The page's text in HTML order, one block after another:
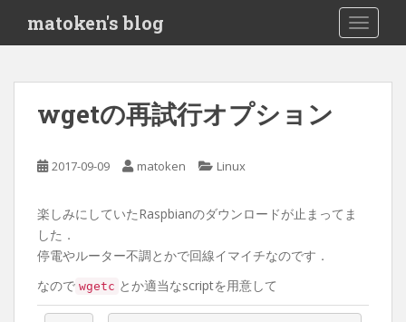
i
matoken's blog
wgetの再試行オプション
2017-09-09 matoken Linux
楽しみにしていたRaspbianのダウンロードが止まってま
した．
停電やルーター不調とかで回線イマイチなのです．
なので wgetc とか適当なscriptを用意して